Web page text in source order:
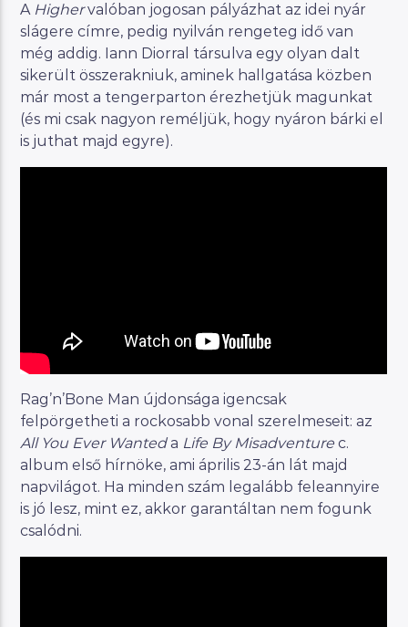
A Highervalóban jogosan pályázhat az idei nyár
slágere címre, pedig nyilván rengeteg idő van
még addig. Iann Diorral társulva egy olyan dalt
sikerült összerakniuk, aminek hallgatása közben
már most a tengerparton érezhetjük magunkat
(és mi csak nagyon reméljük, hogy nyáron bárki el
is juthat majd egyre).
Rag’n’Bone Man újdonsága igencsak
felpörgetheti a rockosabb vonal szerelmeseit: az
All You Ever Wanteda Life By Misadventurec.
album első hírnöke, ami április 23-án lát majd
napvilágot. Ha minden szám legalább feleannyire
is jó lesz, mint ez, akkor garantáltan nem fogunk
csalódni.